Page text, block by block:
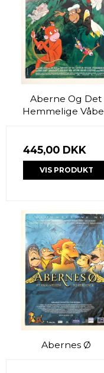
Aberne Og Det
Hemmelige
445,00 DKK
VIS PRODUKT
Abernes Ø